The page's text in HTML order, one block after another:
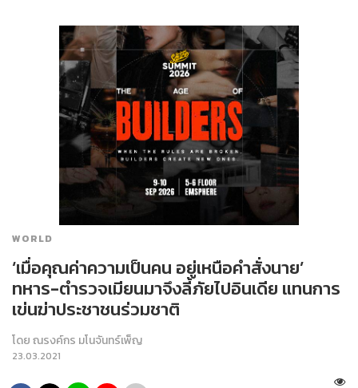
WORLD
‘เมื่อคุณค่าความเป็นคน อยู่เหนือคำสั่งนาย’
ทหาร-ตำรวจเมียนมาจึงลี้ภัยไปอินเดีย แทนการ
เข่นฆ่าประชาชนร่วมชาติ
โดยณรงค์กร มโนจันทร์เพ็ญ
23.03.2021